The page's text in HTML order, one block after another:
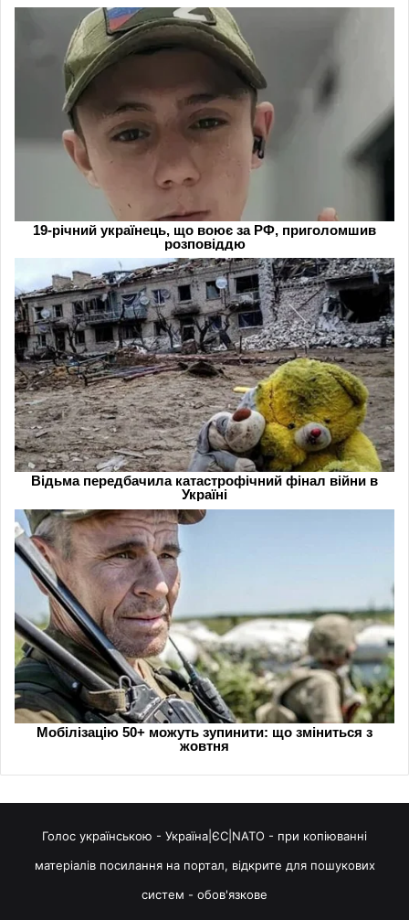
Голос українською - Україна|ЄС|NATO - при копіюванні
матеріалів посилання на портал, відкрите для пошукових
систем - обов'язкове